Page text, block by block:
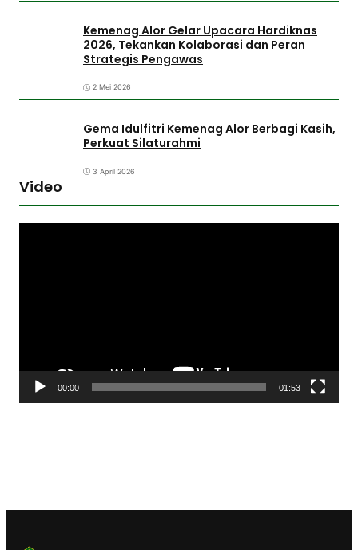
Kemenag Alor Gelar Upacara Hardiknas
2026, Tekankan Kolaborasi dan Peran
Strategis Pengawas
2 Mei 2026
Gema Idulfitri Kemenag Alor Berbagi Kasih,
Perkuat Silaturahmi
3 April 2026
Video
00:00 01:53